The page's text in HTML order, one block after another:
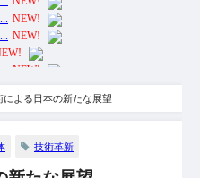
による日本の新たな展望
技術革新